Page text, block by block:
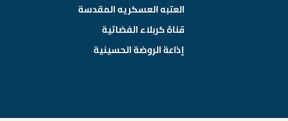
العتبه العسكريه المقدسة
قناة كربلاء الفضائية
إذاعة الروضة الحسينية